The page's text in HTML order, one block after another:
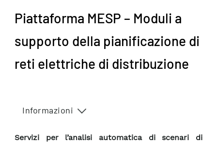
Piattaforma MESP – Moduli a
supporto della pianificazione di
reti elettriche di distribuzione
Informazioni
Servizi per l’analisi automatica di scenari di